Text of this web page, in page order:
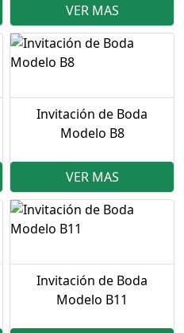
VER MAS
Invitación de Boda
Modelo B8
VER MAS
Invitación de Boda
Modelo B11